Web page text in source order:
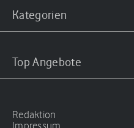
Kategorien
Top Angebote
Redaktion